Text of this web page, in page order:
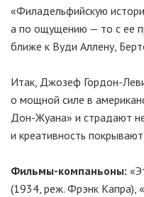
«Филадельфийскую
а по ощущению — то с ее
ближе к Вуди Аллену,
Итак, Джозеф Гордон-
о мощной силе в
Дон-Жуана» и страдают
и креативность
Фильмы-компаньоны:
(1934, реж. Фрэнк Капра),